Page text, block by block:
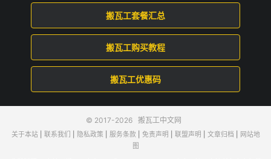
搬瓦工套餐汇总
搬瓦工购买教程
搬瓦工优惠码
© 2017-2026 搬瓦工中文网
关于本站| 联系我们 隐私政策 服务条款 免责声明 联盟声明 文章归档
网站地
图